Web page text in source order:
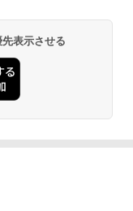
表示させる